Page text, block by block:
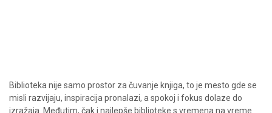
Biblioteka nije samo prostor za čuvanje knjiga, to je mesto gde se
misli razvijaju, inspiracija pronalazi, a spokoj i fokus dolaze do
izražaja. Međutim, čak i najlepše biblioteke s vremena na vreme